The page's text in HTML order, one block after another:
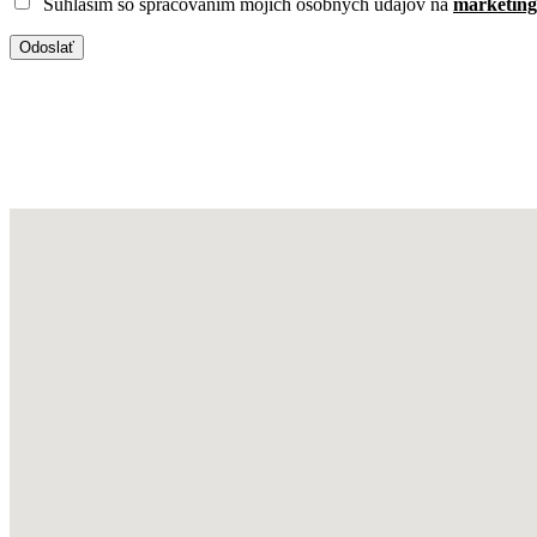
Súhlasím so spracovaním mojich osobných údajov na